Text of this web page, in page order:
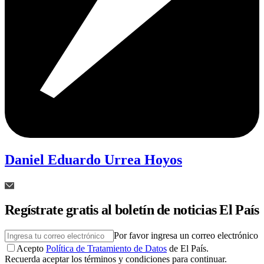
Daniel Eduardo Urrea Hoyos
Regístrate gratis al boletín de noticias El País
Por favor ingresa un correo electrónico
Acepto Política de Tratamiento de Datos de El País.
Recuerda aceptar los términos y condiciones para continuar.